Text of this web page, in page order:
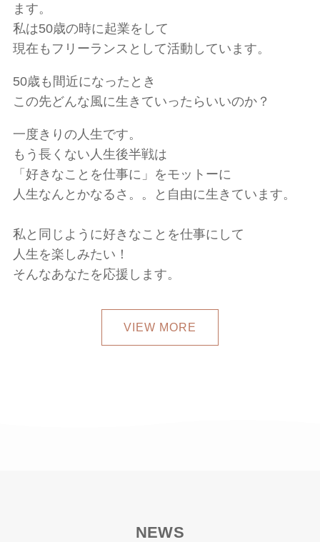
ます。
私は50歳の時に起業をして
現在もフリーランスとして活動しています。
50歳も間近になったとき
この先どんな風に生きていったらいいのか？
一度きりの人生です。
もう長くない人生後半戦は
「好きなことを仕事に」をモットーに
人生なんとかなるさ。。と自由に生きています。
私と同じように好きなことを仕事にして
人生を楽しみたい！
そんなあなたを応援します。
VIEW MORE
NEWS